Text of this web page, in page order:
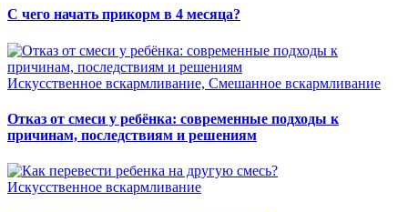
С чего начать прикорм в 4 месяца?
Искусственное вскармливание, Смешанное вскармливание
Отказ от смеси у ребёнка: современные подходы к
причинам, последствиям и решениям
Искусственное вскармливание